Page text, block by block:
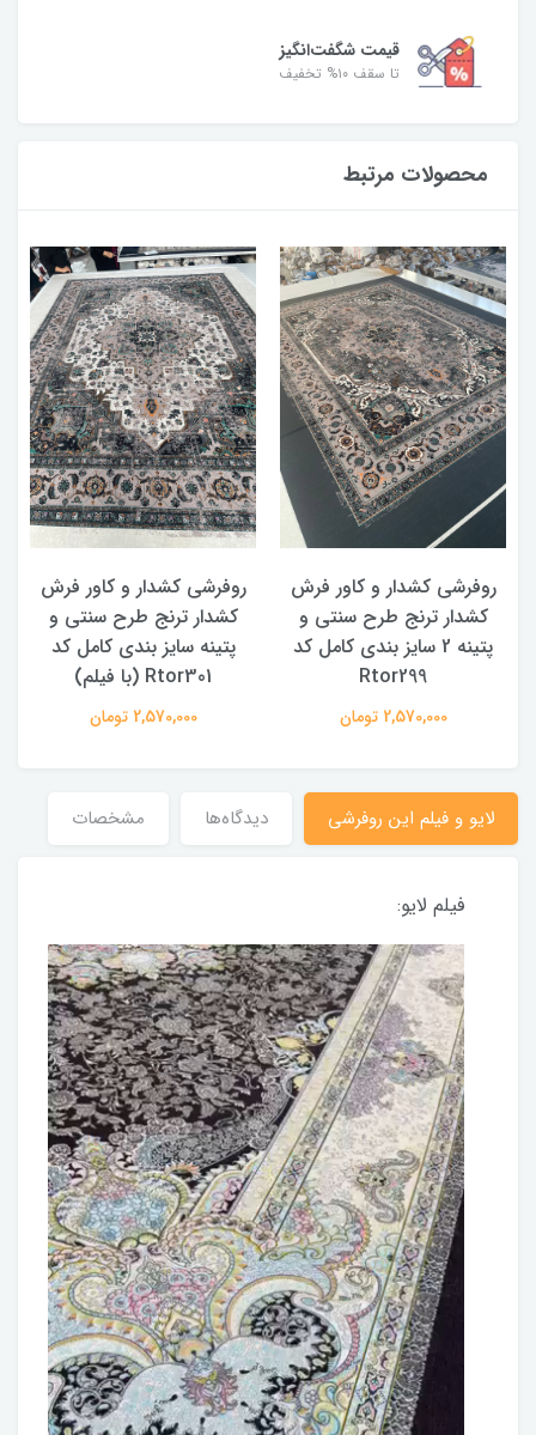
قیمت شگفت‌انگیز
تا سقف ۱۰% تخفیف
محصولات مرتبط
روفرشی کشدار و کاور فرش
کشدار ترنج طرح سنتی و
پتینه 2 سایز بندی کامل کد
Rtor299
2,570,000 تومان
روفرشی کشدار و کاور فرش
کشدار ترنج طرح سنتی و
پتینه سایز بندی کامل کد
Rtor301 (با فیلم)
2,570,000 تومان
لایو و فیلم این روفرشی دیدگاه‌ها مشخصات
فیلم لایو: